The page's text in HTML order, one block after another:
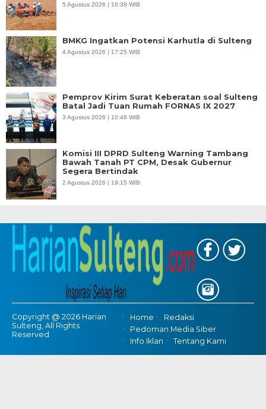
5 Agustus 2026 | 16:39 WIB
BMKG Ingatkan Potensi Karhutla di Sulteng
4 Agustus 2026 | 17:25 WIB
Pemprov Kirim Surat Keberatan soal Sulteng
Batal Jadi Tuan Rumah FORNAS IX 2027
3 Agustus 2026 | 10:48 WIB
Komisi III DPRD Sulteng Warning Tambang
Bawah Tanah PT CPM, Desak Gubernur
Segera Bertindak
2 Agustus 2026 | 19:15 WIB
Copyright @ 2026 Harian
Sulteng, All Rights
Reserved
Home
Redaksi
Pedoman Media Siber
Info Iklan
Tentang Kami